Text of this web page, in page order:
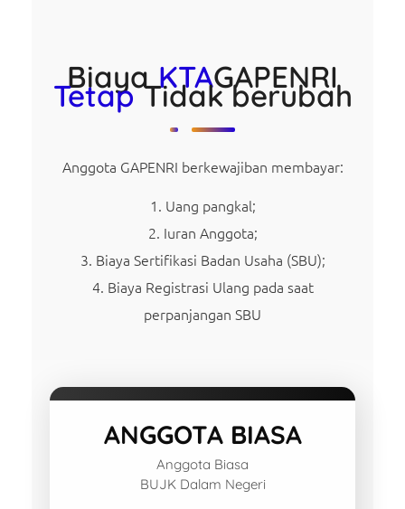
Biaya KTAGAPENRI
Tetap Tidak berubah
Anggota GAPENRI berkewajiban membayar:
Uang pangkal;
Iuran Anggota;
Biaya Sertifikasi Badan Usaha (SBU);
Biaya Registrasi Ulang pada saat
perpanjangan SBU
ANGGOTA BIASA
Anggota Biasa
BUJK Dalam Negeri